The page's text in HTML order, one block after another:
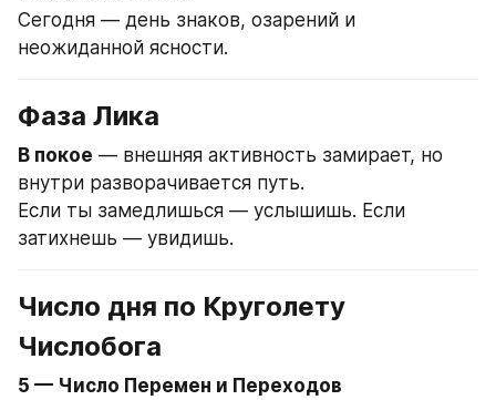
Сегодня — день знаков, озарений и
неожиданной ясности.
Фаза Лика
В покое — внешняя активность замирает, но
внутри разворачивается путь.
Если ты замедлишься — услышишь. Если
затихнешь — увидишь.
Число дня по Круголету
Числобога
5 — Число Перемен и Переходов